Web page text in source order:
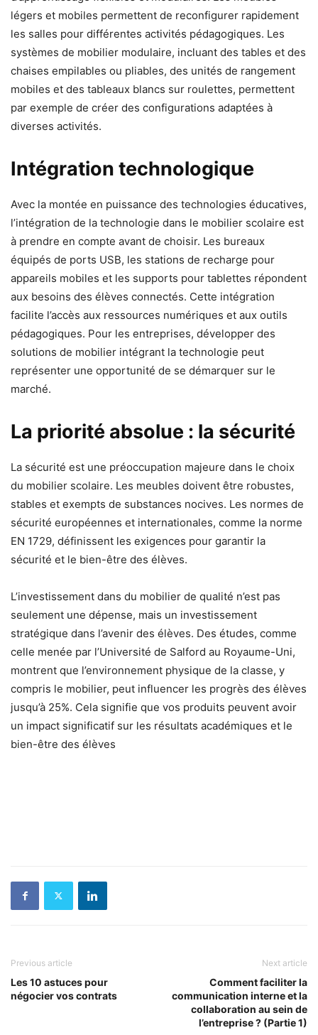
légers et mobiles permettent de reconfigurer rapidement
les salles pour différentes activités pédagogiques. Les
systèmes de mobilier modulaire, incluant des tables et des
chaises empilables ou pliables, des unités de rangement
mobiles et des tableaux blancs sur roulettes, permettent
par exemple de créer des configurations adaptées à
diverses activités.
Intégration technologique
Avec la montée en puissance des technologies éducatives,
l’intégration de la technologie dans le mobilier scolaire est
à prendre en compte avant de choisir. Les bureaux
équipés de ports USB, les stations de recharge pour
appareils mobiles et les supports pour tablettes répondent
aux besoins des élèves connectés. Cette intégration
facilite l’accès aux ressources numériques et aux outils
pédagogiques. Pour les entreprises, développer des
solutions de mobilier intégrant la technologie peut
représenter une opportunité de se démarquer sur le
marché.
La priorité absolue : la sécurité
La sécurité est une préoccupation majeure dans le choix
du mobilier scolaire. Les meubles doivent être robustes,
stables et exempts de substances nocives. Les normes de
sécurité européennes et internationales, comme la norme
EN 1729, définissent les exigences pour garantir la
sécurité et le bien-être des élèves.
L’investissement dans du mobilier de qualité n’est pas
seulement une dépense, mais un investissement
stratégique dans l’avenir des élèves. Des études, comme
celle menée par l’Université de Salford au Royaume-Uni,
montrent que l’environnement physique de la classe, y
compris le mobilier, peut influencer les progrès des élèves
jusqu’à 25%. Cela signifie que vos produits peuvent avoir
un impact significatif sur les résultats académiques et le
bien-être des élèves
Previous article
Les 10 astuces pour
négocier vos contrats
Next article
Comment faciliter la
communication interne et la
collaboration au sein de
l’entreprise ? (Partie 1)